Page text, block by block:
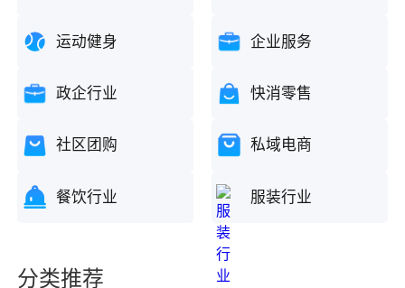
运动健身 企业服务
政企行业 快消零售
社区团购 私域电商
餐饮行业 服装行业
分类推荐